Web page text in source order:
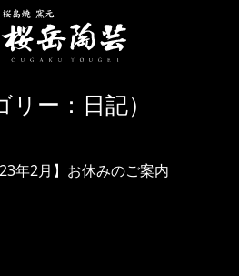
リー：日記）
年2月】お休みのご案内